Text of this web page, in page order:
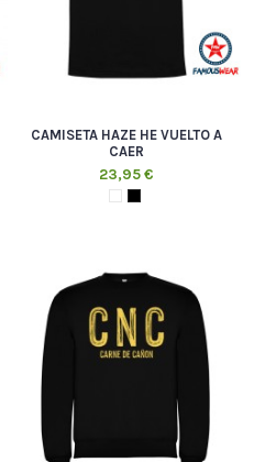
CAMISETA HAZE HE VUELTO A
CAER
23,95 €